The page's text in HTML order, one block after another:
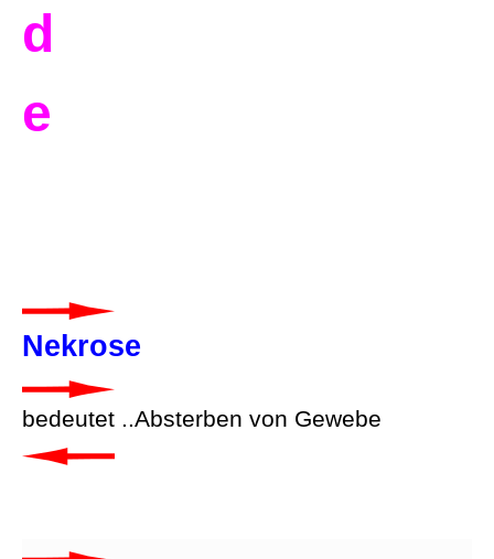
d
e
Nekrose
bedeutet ..Absterben von Gewebe